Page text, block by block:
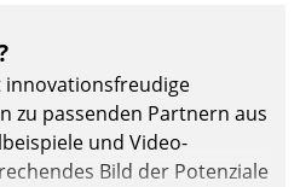
innovationsfreudige
zu passenden Partnern aus
und Video-
Bild der Potenziale